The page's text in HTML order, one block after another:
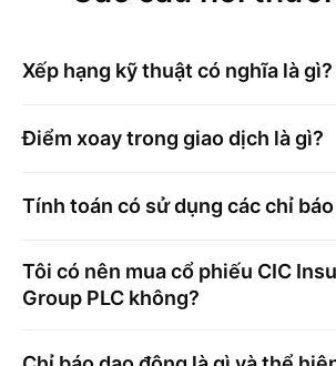
Xếp hạng kỹ thuật có nghĩa là gì?
Điểm xoay trong giao dịch là gì?
Tính toán có sử dụng các chỉ
Tôi có nên mua cổ phiếu CIC
Group PLC không?